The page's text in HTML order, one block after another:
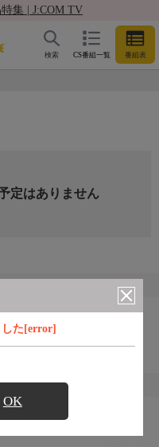
集 | J:COM TV
CS番組一覧 番組表
検索
した[error]
OK
定はありません